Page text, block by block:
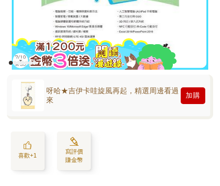
呀哈★吉伊卡哇旋風再起，精選周邊看過
來
加購
喜歡+1
寫評價
賺金幣